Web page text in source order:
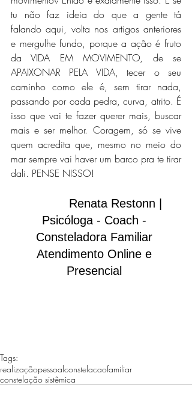
tu não faz ideia do que a gente tá
falando aqui, volta nos artigos anteriores
e mergulhe fundo, porque a ação é fruto
da VIDA EM MOVIMENTO, de se
APAIXONAR PELA VIDA, tecer o seu
caminho como ele é, sem tirar nada,
passando por cada pedra, curva, atrito. É
isso que vai te fazer querer mais, buscar
mais e ser melhor. Coragem, só se vive
quem acredita que, mesmo no meio do
mar sempre vai haver um barco pra te tirar
dali. PENSE NISSO!
Renata Restonn |
Psicóloga - Coach -
Consteladora Familiar
Atendimento Online e
Presencial
Tags:
realizaçãopessoal constelacaofamiliar
constelação sistêmica